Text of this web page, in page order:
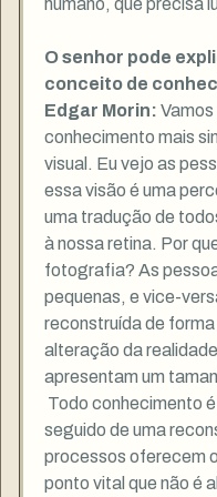
humano, que precisa
O senhor pode
conceito de
Edgar Morin:Vamos
conhecimento mais
visual. Eu vejo as
essa visão é uma
uma tradução de
à nossa retina. Por
fotografia? As
pequenas, e vice-
reconstruída de
alteração da
apresentam um
Todo conhecimento
seguido de uma
processos oferecem
ponto vital que não é